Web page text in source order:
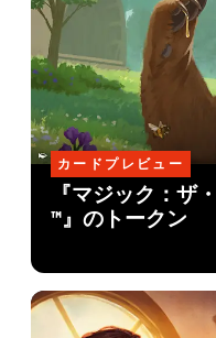
カードプレビュー
『マジック：ザ
™』のトークン